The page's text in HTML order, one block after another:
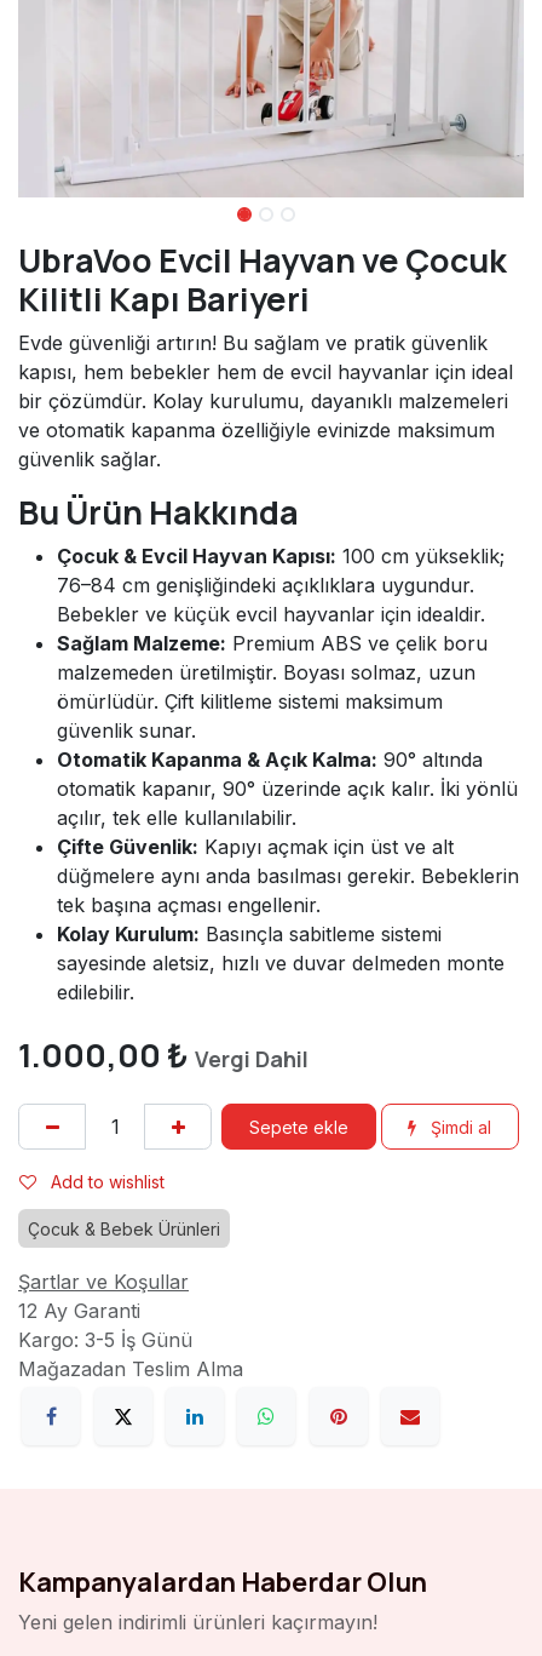
UbraVoo Evcil Hayvan ve Çocuk
Kilitli Kapı Bariyeri
Evde güvenliği artırın! Bu sağlam ve pratik güvenlik
kapısı, hem bebekler hem de evcil hayvanlar için ideal
bir çözümdür. Kolay kurulumu, dayanıklı malzemeleri
ve otomatik kapanma özelliğiyle evinizde maksimum
güvenlik sağlar.
Bu Ürün Hakkında
Çocuk & Evcil Hayvan Kapısı: 100 cm yükseklik;
76–84 cm genişliğindeki açıklıklara uygundur.
Bebekler ve küçük evcil hayvanlar için idealdir.
Sağlam Malzeme: Premium ABS ve çelik boru
malzemeden üretilmiştir. Boyası solmaz, uzun
ömürlüdür. Çift kilitleme sistemi maksimum
güvenlik sunar.
Otomatik Kapanma & Açık Kalma: 90° altında
otomatik kapanır, 90° üzerinde açık kalır. İki yönlü
açılır, tek elle kullanılabilir.
Çifte Güvenlik: Kapıyı açmak için üst ve alt
düğmelere aynı anda basılması gerekir. Bebeklerin
tek başına açması engellenir.
Kolay Kurulum: Basınçla sabitleme sistemi
sayesinde aletsiz, hızlı ve duvar delmeden monte
edilebilir.
1.000,00 ₺ Vergi Dahil
Sepete ekle Şimdi al
Add to wishlist
Çocuk & Bebek Ürünleri
Şartlar ve Koşullar
12 Ay Garanti
Kargo: 3-5 İş Günü
Mağazadan Teslim Alma
Kampanyalardan Haberdar Olun
Yeni gelen indirimli ürünleri kaçırmayın!